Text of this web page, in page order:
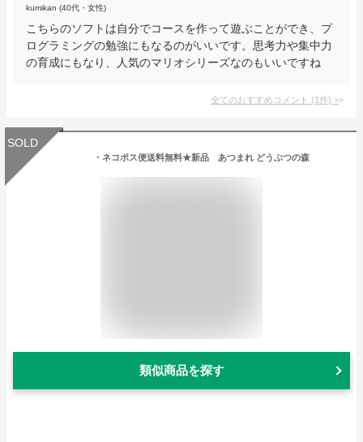
kumikan (40代・女性)
こちらのソフトは自分でコースを作って遊ぶことができ、プ
ログラミングの勉強にもなるのがいいです。思考力や集中力
の育成にもなり、人気のマリオシリーズなのもいいですね
全てのおすすめコメント (1件) >
SOLD
・ネコポス便送料無料★新品 あつまれ どうぶつの森
類似商品を探す